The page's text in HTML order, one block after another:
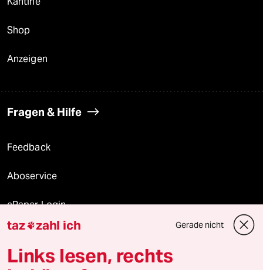
Shop
Anzeigen
Fragen & Hilfe
Feedback
Aboservice
ePaper Login
Downloads für Abonnierende
taz zahl ich Gerade nicht
Links lesen, rechts